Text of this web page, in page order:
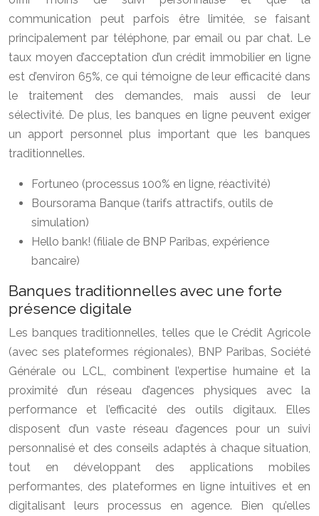
communication peut parfois être limitée, se faisant
principalement par téléphone, par email ou par chat. Le
taux moyen d’acceptation d’un crédit immobilier en ligne
est d’environ 65%, ce qui témoigne de leur efficacité dans
le traitement des demandes, mais aussi de leur
sélectivité. De plus, les banques en ligne peuvent exiger
un apport personnel plus important que les banques
traditionnelles.
Fortuneo (processus 100% en ligne, réactivité)
Boursorama Banque (tarifs attractifs, outils de
simulation)
Hello bank! (filiale de BNP Paribas, expérience
bancaire)
Banques traditionnelles avec une forte
présence digitale
Les banques traditionnelles, telles que le Crédit Agricole
(avec ses plateformes régionales), BNP Paribas, Société
Générale ou LCL, combinent l’expertise humaine et la
proximité d’un réseau d’agences physiques avec la
performance et l’efficacité des outils digitaux. Elles
disposent d’un vaste réseau d’agences pour un suivi
personnalisé et des conseils adaptés à chaque situation,
tout en développant des applications mobiles
performantes, des plateformes en ligne intuitives et en
digitalisant leurs processus en agence. Bien qu’elles